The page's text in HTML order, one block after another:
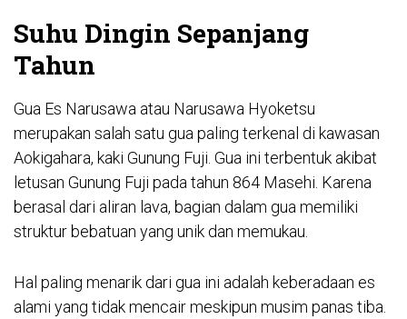
Suhu Dingin Sepanjang
Tahun
Gua Es Narusawa atau Narusawa Hyoketsu
merupakan salah satu gua paling terkenal di kawasan
Aokigahara, kaki Gunung Fuji. Gua ini terbentuk akibat
letusan Gunung Fuji pada tahun 864 Masehi. Karena
berasal dari aliran lava, bagian dalam gua memiliki
struktur bebatuan yang unik dan memukau.
Hal paling menarik dari gua ini adalah keberadaan es
alami yang tidak mencair meskipun musim panas tiba.